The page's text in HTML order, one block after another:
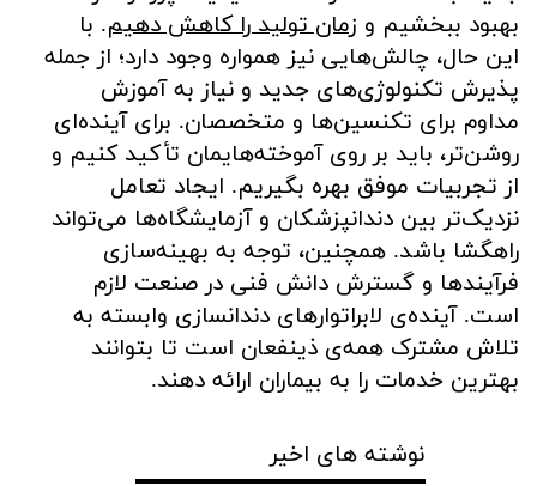
بهبود ببخشیم و زمان تولید را کاهش دهیم. با
این حال، چالش‌هایی نیز همواره وجود دارد؛ از جمله
پذیرش تکنولوژی‌های جدید و نیاز به آموزش
مداوم برای تکنسین‌ها و متخصصان. برای آینده‌ای
روشن‌تر، باید بر روی آموخته‌هایمان تأکید کنیم و
از تجربیات موفق بهره بگیریم. ایجاد تعامل
نزدیک‌تر بین دندانپزشکان و آزمایشگاه‌ها می‌تواند
راهگشا باشد. همچنین، توجه به بهینه‌سازی
فرآیندها و گسترش دانش فنی در صنعت لازم
است. آینده‌ی لابراتوارهای دندانسازی وابسته به
تلاش مشترک همه‌ی ذینفعان است تا بتوانند
بهترین خدمات را به بیماران ارائه دهند.
نوشته های اخیر